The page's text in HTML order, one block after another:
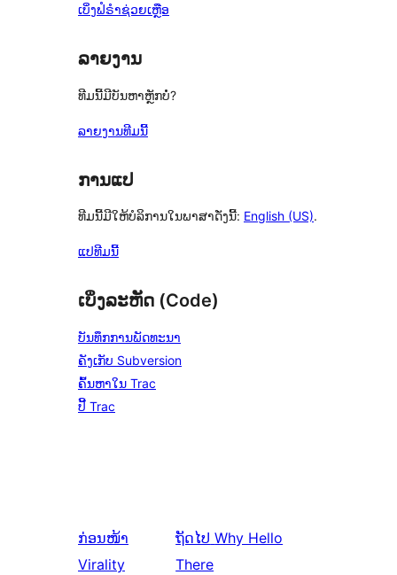
ເບິ່ງຟໍຣຳຊ່ວຍເຫຼືອ
ລາຍງານ
ທີມນີ້ມີບັນຫາຫຼັກບໍ່?
ລາຍງານທີມນີ້
ການແປ
ທີມນີ້ມີໃຫ້ບໍລິການໃນພາສາດັ່ງນີ້: English (US).
ແປທີມນີ້
ເບິ່ງລະຫັດ (Code)
ບັນທຶກການພັດທະນາ
ຄັງເກັບ Subversion
ຄົ້ນຫາໃນ Trac
ປີ້ Trac
ກ່ອນໜ້າ
Virality
ຖັດໄປ Why Hello
There